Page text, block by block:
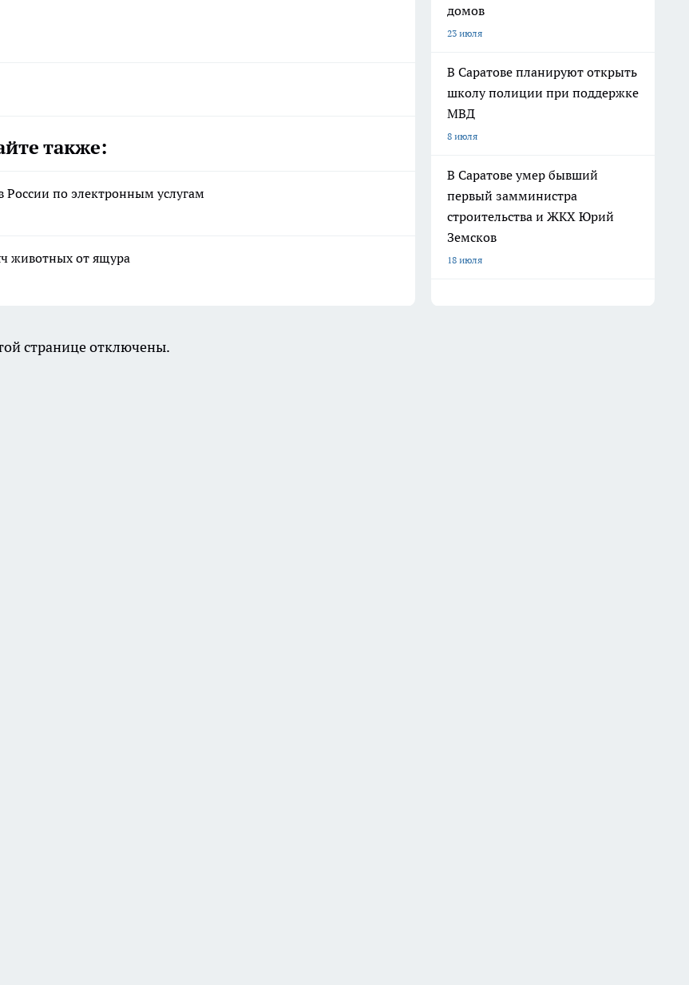
также:
России по электронным услугам
животных от ящура
домов
23 июля
В Саратове планируют открыть
школу полиции при поддержке
МВД
8 июля
В Саратове умер бывший
первый замминистра
строительства и ЖКХ Юрий
Земсков
18 июля
странице отключены.